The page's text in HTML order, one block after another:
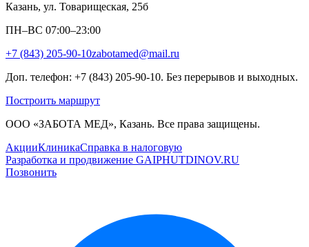
Казань, ул. Товарищеская, 25б
ПН–ВС 07:00–23:00
+7 (843) 205-90-10zabotamed@mail.ru
Доп. телефон: +7 (843) 205-90-10. Без перерывов и выходных.
Построить маршрут
ООО «ЗАБОТА МЕД», Казань. Все права защищены.
АкцииКлиникаСправка в налоговую
Разработка и продвижение GAIPHUTDINOV.RU
Позвонить